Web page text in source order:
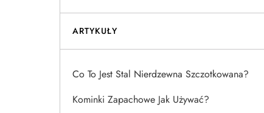
ARTYKUŁY
Co To Jest Stal Nierdzewna Szczotkowana?
Kominki Zapachowe Jak Używać?